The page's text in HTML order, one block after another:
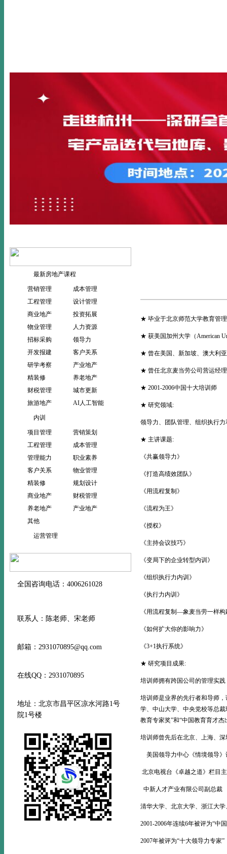
最新房地产课程
营销管理
成本管理
工程管理
设计管理
商业地产
投资拓展
物业管理
人力资源
招标采购
领导力
开发报建
客户关系
研学考察
产业地产
精装修
养老地产
财税管理
城市更新
旅游地产
AI人工智能
内训
项目管理
营销策划
工程管理
成本管理
管理能力
职业素养
客户关系
物业管理
精装修
规划设计
商业地产
财税管理
养老地产
产业地产
其他
运营管理
全国咨询电话：4006261028
联系人：陈老师、宋老师
邮箱：2931070895@qq.com
在线QQ：2931070895
地址：北京市昌平区凉水河路1号
院1号楼
★ 毕业于北京师范大学教育管
★ 获美国加州大学（American
★ 曾在美国、新加坡、澳大利
★ 曾任北京麦当劳公司营运经
★ 2001-2006中国十大培训师
★ 研究领域:
领导力、团队管理、组织执行
★ 主讲课题:
《共赢领导力》
《打造高绩效团队》
《用流程复制》
《流程为王》
《授权》
《主持会议技巧》
《变局下的企业转型内训》
《组织执行力内训》
《执行力内训》
《用流程复制—象麦当劳一
《如何扩大你的影响力》
《3+1执行系统》
★ 研究项目成果:
培训师拥有跨国公司的管理实
培训师是业界的先行者和导师
学、中山大学、中央党校等总
教育专家奖”和“中国教育育才杰
培训师曾先后在北京、上海、
美国领导力中心《情境领导》
北京电视台《卓越之道》栏目
中新人才产业有限公司副总裁
清华大学、北京大学、浙江大
2001-2006年连续6年被评为“中
2007年被评为“十大领导力专家”